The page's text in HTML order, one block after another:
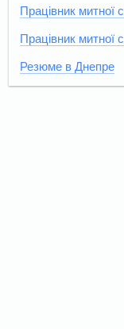
Працівник митної
Працівник митної
Резюме в Днепре